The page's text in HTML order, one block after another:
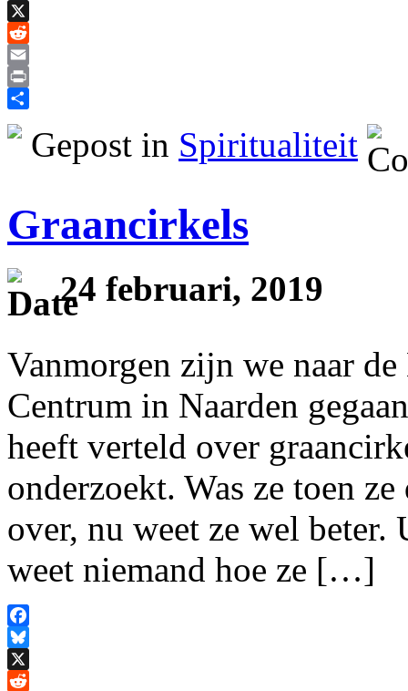
Bluesky
X
Reddit
Email
Print
Delen
Gepost in Spiritualiteit
Graancirkels
24 februari, 2019
Vanmorgen zijn we naar
Centrum in Naarden
heeft verteld over
onderzoekt. Was ze toen
over, nu weet ze wel
weet niemand hoe ze […]
Facebook
Bluesky
X